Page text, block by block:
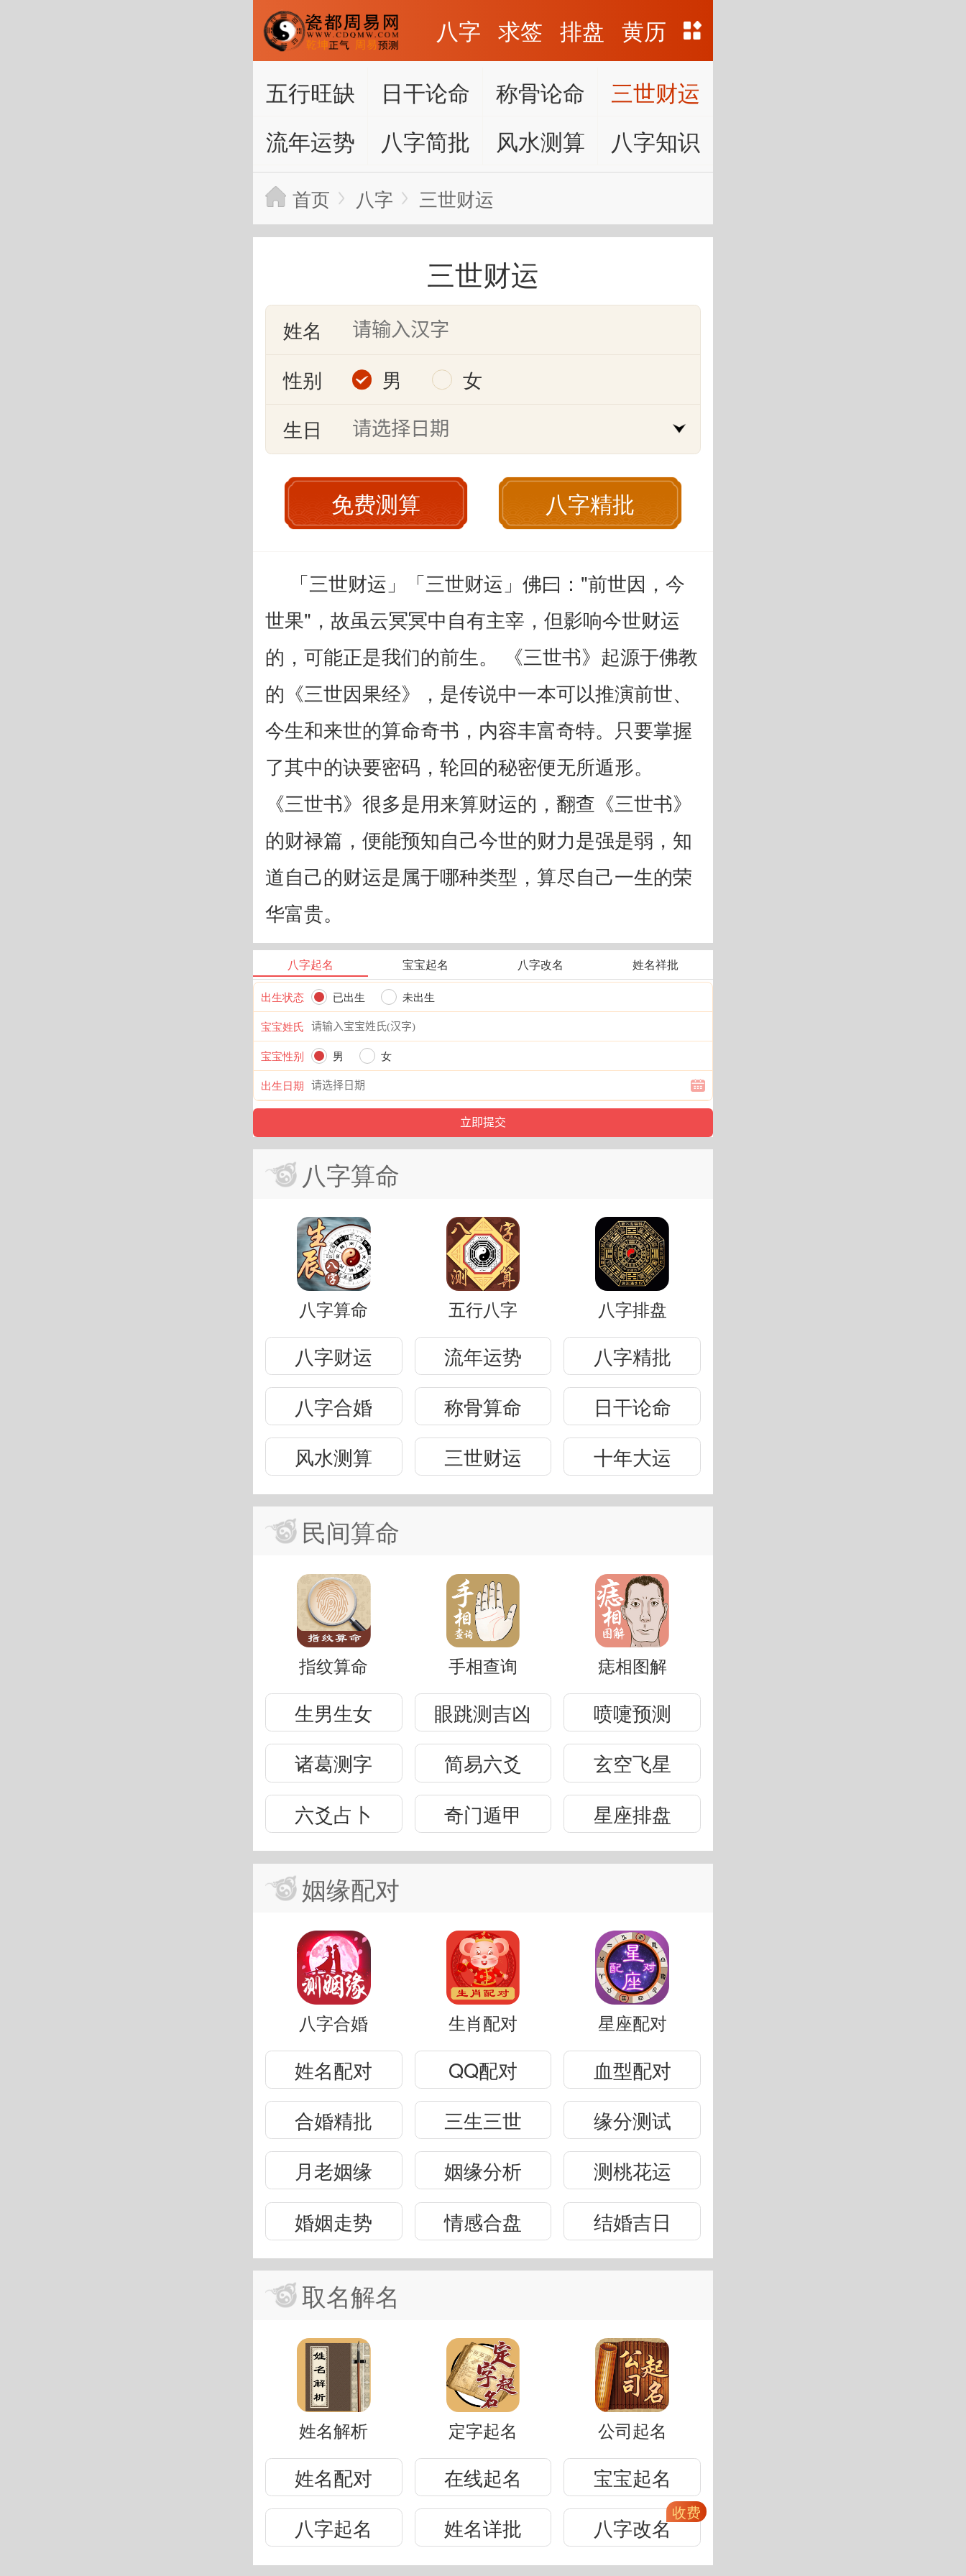
八字 求签 排盘 黄历
五行旺缺
日干论命 称骨论命
三世财运
流年运势
八字简批 风水测算 八字知识
首页 八字 三世财运
三世财运
姓名
性别
男
女
生日
免费测算 八字精批
「三世财运」
「三世财运」佛曰："前世因，今
世果"，故虽云冥冥中自有主宰，但影响今世财运
的，可能正是我们的前生。 《三世书》起源于佛教
的《三世因果经》，是传说中一本可以推演前世、
今生和来世的算命奇书，内容丰富奇特。只要掌握
了其中的诀要密码，轮回的秘密便无所遁形。
《三世书》很多是用来算财运的，翻查《三世书》
的财禄篇，便能预知自己今世的财力是强是弱，知
道自己的财运是属于哪种类型，算尽自己一生的荣
华富贵。
八字起名 宝宝起名 八字改名 姓名祥批
出生状态 已出生
未出生
宝宝姓氏
宝宝性别
男
女
出生日期
八字算命
八字算命 五行八字 八字排盘
八字财运 流年运势
八字精批
八字合婚
称骨算命
日干论命
风水测算
三世财运 十年大运
民间算命
指纹算命 手相查询 痣相图解
生男生女 眼跳测吉凶
喷嚏预测
诸葛测字
简易六爻
玄空飞星
六爻占卜
奇门遁甲 星座排盘
姻缘配对
八字合婚 生肖配对 星座配对
姓名配对 QQ配对
血型配对
合婚精批
三生三世
缘分测试
月老姻缘
姻缘分析
测桃花运
婚姻走势
情感合盘 结婚吉日
取名解名
姓名解析 定字起名 公司起名
姓名配对 在线起名
宝宝起名
八字起名
姓名详批 八字改名